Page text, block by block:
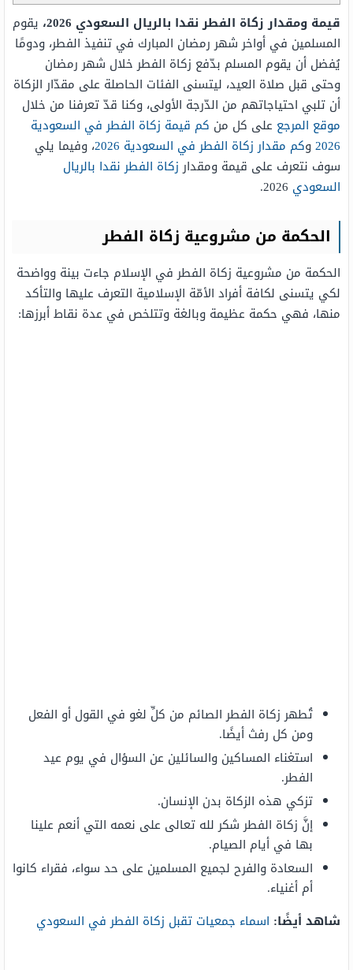
قيمة ومقدار زكاة الفطر نقدا بالريال السعودي 2026، يقوم
المسلمين في أواخر شهر رمضان المبارك في تنفيذ الفطر، ودومًا
يُفضل أن يقوم المسلم بدّفع زكاة الفطر خلال شهر رمضان
وحتى قبل صلاة العيد، ليتسنى الفئات الحاصلة على مقدّار الزكاة
أن تلبي احتياجاتهم من الدّرجة الأولى، وكنا قدّ تعرفنا من خلال
موقع المرجع على كل من كم قيمة زكاة الفطر في السعودية
2026وكم مقدار زكاة الفطر في السعودية 2026
، وفيما يلي
سوف نتعرف على قيمة ومقدارزكاة الفطر نقدا بالريال
السعودي
الحكمة من مشروعية زكاة الفطر
الحكمة من مشروعية زكاة الفطر في الإسلام جاءت بينة وواضحة
لكي يتسنى لكافة أفراد الأمّة الإسلامية التعرف عليها والتأكد
منها، فهي حكمة عظيمة وبالغة وتتلخص في عدة نقاط أبرزها:
تُطهر زكاة الفطر الصائم من كلِّ لغو في القول أو الفعل
ومن كل رفث أيضًا.
استغناء المساكين والسائلين عن السؤال في يوم عيد
الفطر.
تزكي هذه الزكاة بدن الإنسان.
إنَّ زكاة الفطر شكر لله تعالى على نعمه التي أنعم علينا
بها في أيام الصيام.
السعادة والفرح لجميع المسلمين على حد سواء، فقراء كانوا
أم أغنياء.
شاهد أيضًا: اسماء جمعيات تقبل زكاة الفطر في السعودي